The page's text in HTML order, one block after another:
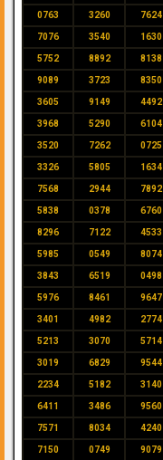
0763 3260 7624
7076 3540 1630
5752 8892 8138
9089 3723 8350
3605 9149 4492
3968 5290 6104
3520 7262 0725
3326 5805 1634
7568 2944 7892
5838 0378 6760
8296 7122 4533
5985 0549 8074
3843 6519 0498
5976 8461 9647
3401 4982 2774
5213 3070 5714
3019 6829 9544
2234 5182 3140
6411 3486 9560
7571 8034 4240
7150 0749 9079